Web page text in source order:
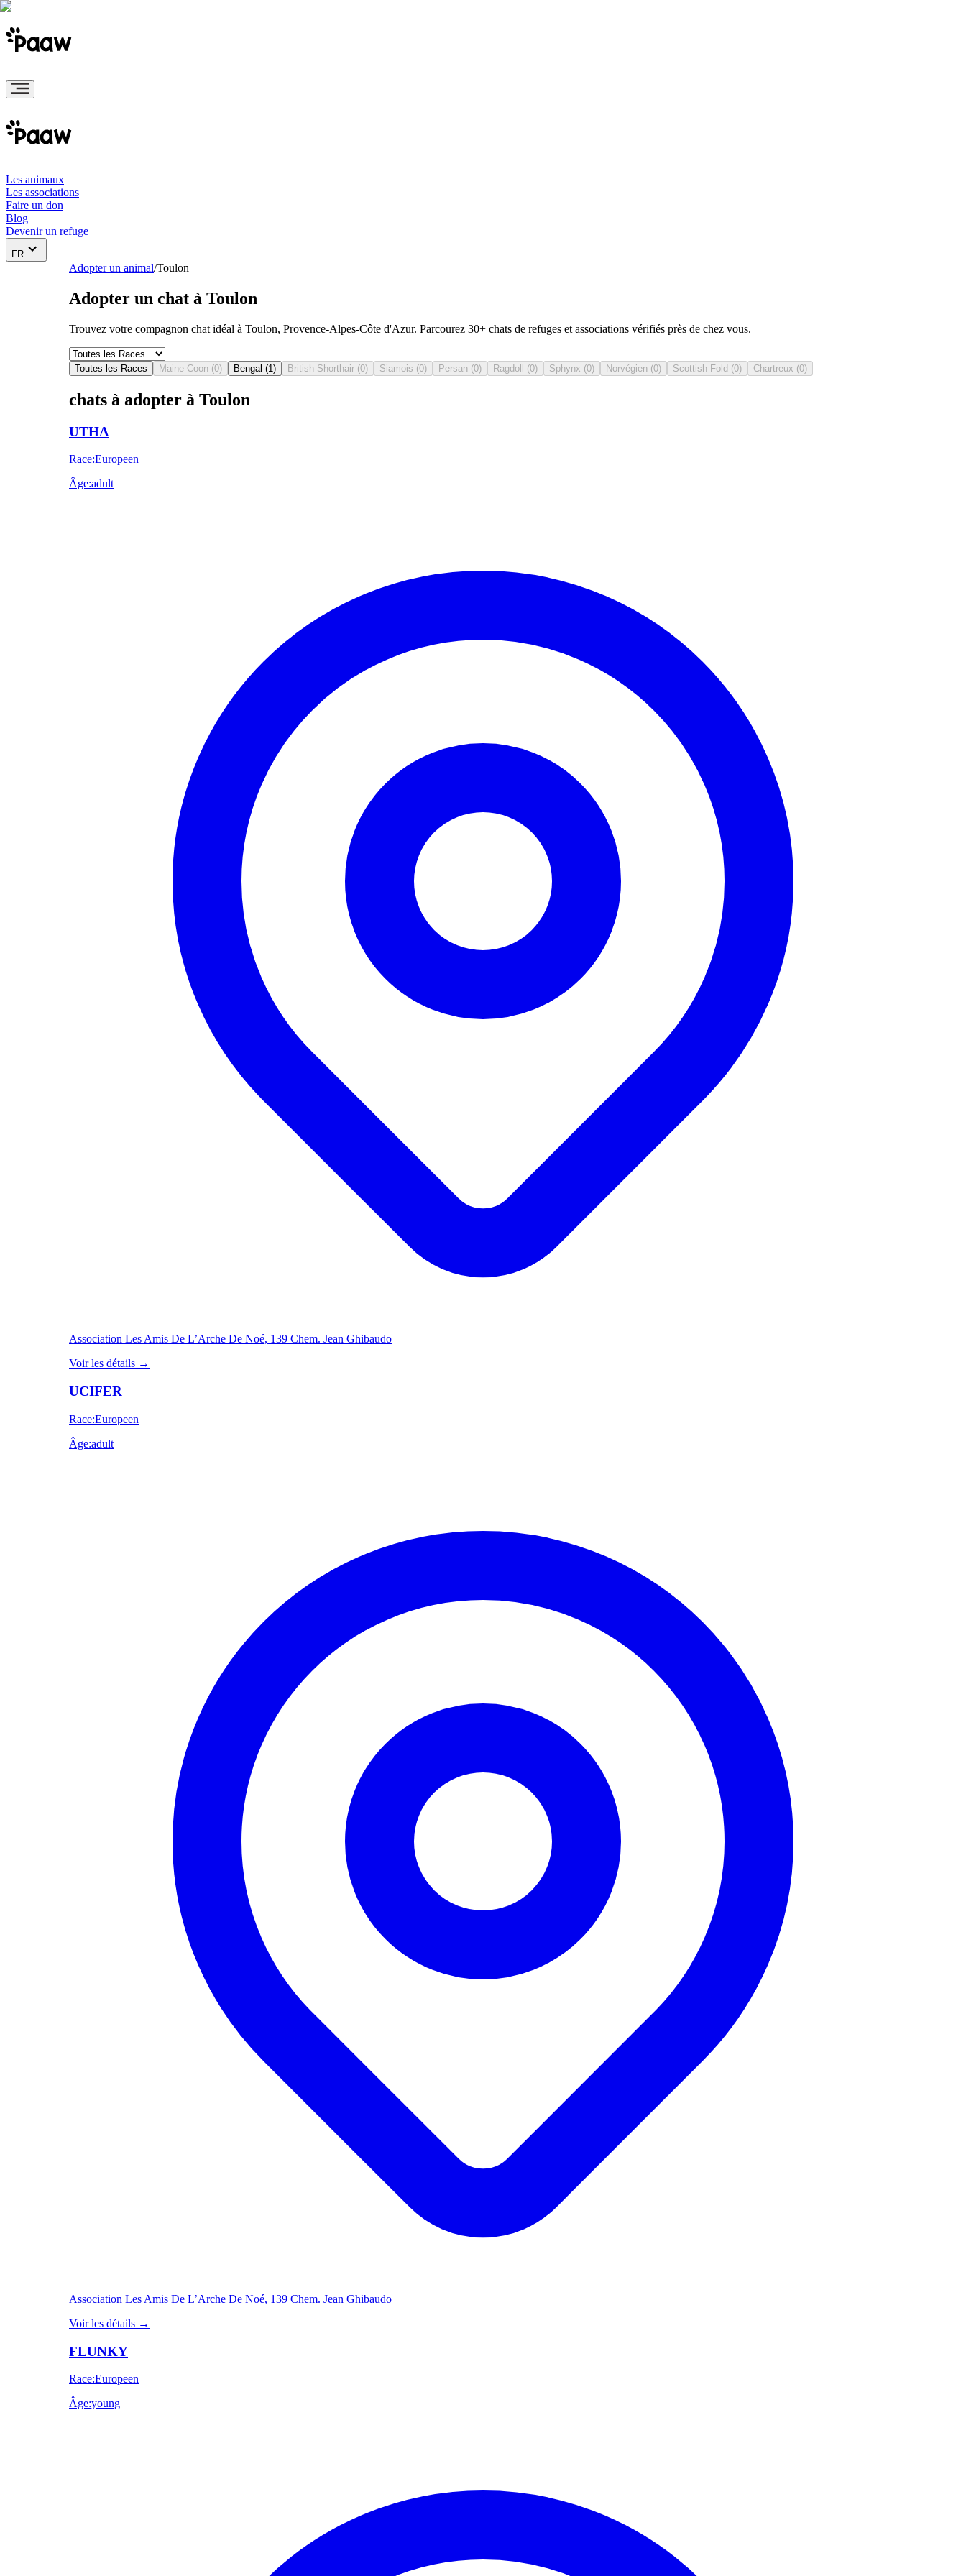
Les animaux
Les associations
Faire un don
Blog
Devenir un refuge
FR
Adopter un animal/Toulon
Adopter un chat à Toulon
Trouvez votre compagnon chat idéal à Toulon, Provence-Alpes-Côte d'Azur. Parcourez 30+ chats de refuges et associations vérifiés près de chez vous.
Toutes les Races Maine Coon (0) Bengal (1 ) British Shorthair (0) Siamois (0) Persan (0) Ragdoll (0) Sphynx (0) Norvégien (0) Scottish Fold (0) Chartreux (0)
chats à adopter à Toulon
UTHA
Race:Europeen
Âge:adult
Association Les Amis De L’Arche De Noé, 139 Chem. Jean Ghibaudo
Voir les détails →
UCIFER
Race:Europeen
Âge:adult
Association Les Amis De L’Arche De Noé, 139 Chem. Jean Ghibaudo
Voir les détails →
FLUNKY
Race:Europeen
Âge:young